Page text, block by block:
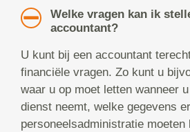
Welke vragen kan ik
accountant?
U kunt bij een accountant
financiële vragen. Zo kunt u
waar u op moet letten wanneer
dienst neemt, welke gegevens
personeelsadministratie moeten